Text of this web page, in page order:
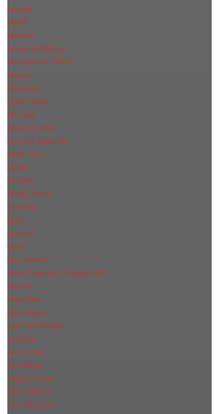
Davidoff
Diesel
Diptyque
Дольче & Габбана
Donna Karan (DKNY)
Dupont
Eisenberg
Еsteе Lаudеr
Elie Saab
Elizabeth Arden
Escentric Molecules
Emilio Pucci
Escada
Ex Nihilo
Giorgio Armani
Givenchy
Gucci
Guerlain
Guess
Guy Laroche
Haute Fragrance Company HFC
Hermes
Hugo Boss
Issey Miyake
Jean Paul Gaultier
Jil Sander
Jimmi Choo
Jое Malоnе
Joaquin Cortes
John Galliano
John Richmond